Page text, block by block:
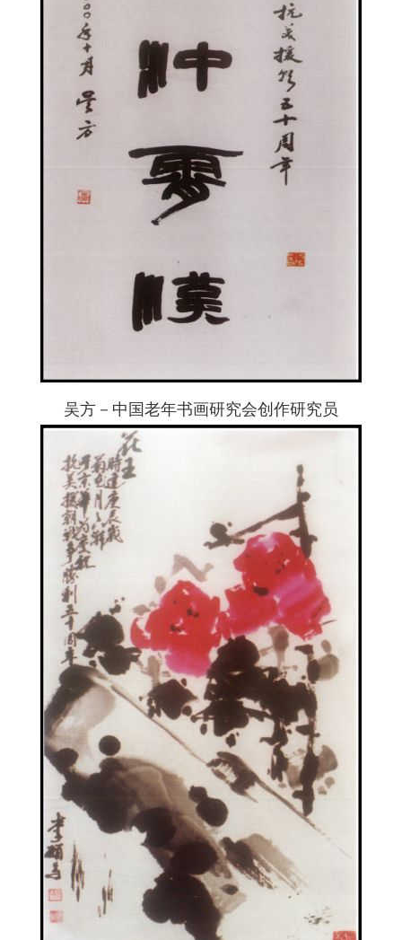
吴方－中国老年书画研究会创作研究员